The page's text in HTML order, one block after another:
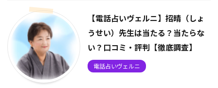
【電話占いヴェルニ】招晴（しょ
うせい）先生は当たる？当たらな
い？口コミ・評判【徹底調査】
電話占いヴェルニ